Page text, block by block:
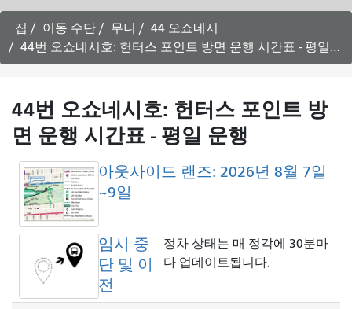
여
행
하
고
은
방
식
집 이동 수단 무니
44 오쇼네시
44번 오쇼네시호: 헌터스 포인트 방면 운행 시간표 - 평일 운행
44번 오쇼네시호: 헌터스 포인트 방
면 운행 시간표 - 평일 운행
아웃사이드 랜즈: 2026년 8월 7일
~9일
임시 중
단 및 이
전
정차 상태는 매 정각에 30분마
다 업데이트됩니다.